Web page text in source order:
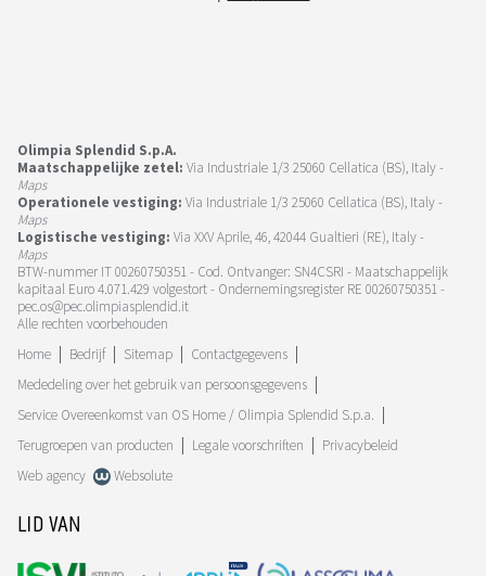
Olimpia Splendid S.p.A.
Maatschappelijke zetel: Via Industriale 1/3 25060 Cellatica (BS), Italy -
Maps
Operationele vestiging: Via Industriale 1/3 25060 Cellatica (BS), Italy -
Maps
Logistische vestiging: Via XXV Aprile, 46, 42044 Gualtieri (RE), Italy -
Maps
BTW-nummer IT 00260750351 - Cod. Ontvanger: SN4CSRI - Maatschappelijk
kapitaal Euro 4.071.429 volgestort - Ondernemingsregister RE 00260750351 -
pec.os@pec.olimpiasplendid.it
Alle rechten voorbehouden
Home
Bedrijf Sitemap
Contactgegevens
Mededeling over het gebruik van persoonsgegevens
Service Overeenkomst van OS Home / Olimpia Splendid S.p.a.
Terugroepen van producten
Legale voorschriften
Privacybeleid
Web agency
Websolute
LID VAN